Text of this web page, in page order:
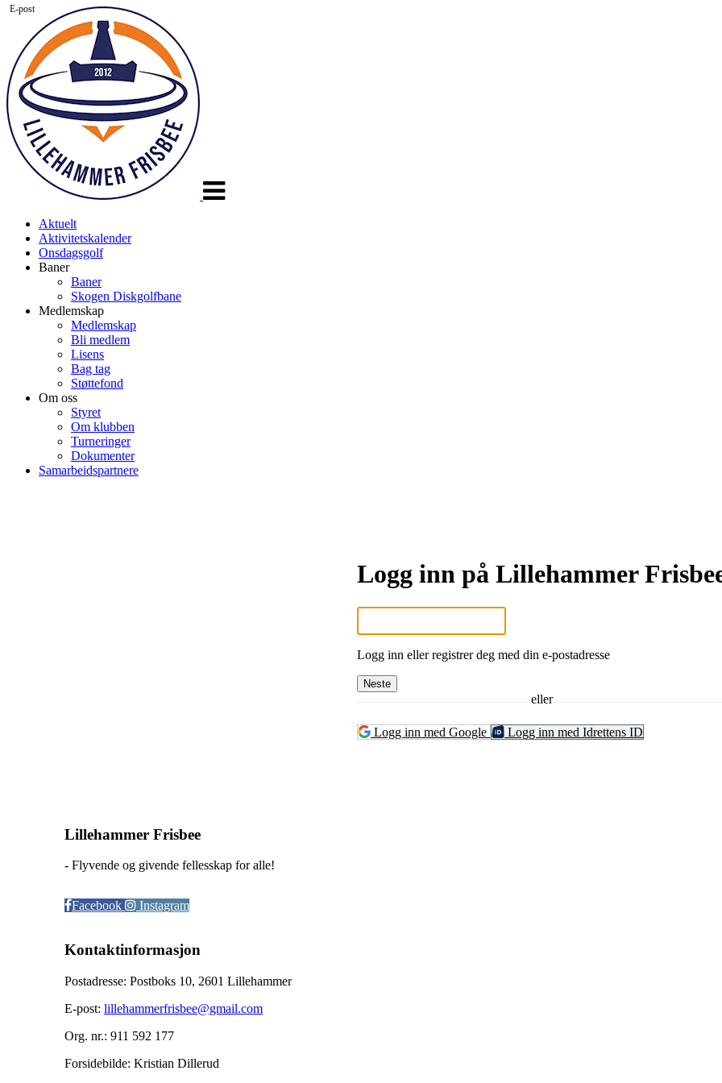
Aktuelt
Aktivitetskalender
Onsdagsgolf
Baner
Baner
Skogen Diskgolfbane
Medlemskap
Medlemskap
Bli medlem
Lisens
Bag tag
Støttefond
Om oss
Styret
Om klubben
Turneringer
Dokumenter
Samarbeidspartnere
Logg inn på Lillehammer
E-post
Logg inn eller registrer deg med din e-postadresse
Neste
eller
Logg inn med Google Logg inn med Idrettens ID
Lillehammer Frisbee
- Flyvende og givende fellesskap for alle!
Facebook Instagram
Kontaktinformasjon
Postadresse: Postboks 10, 2601 Lillehammer
E-post: lillehammerfrisbee@gmail.com
Org. nr.: 911 592 177
Forsidebilde: Kristian Dillerud